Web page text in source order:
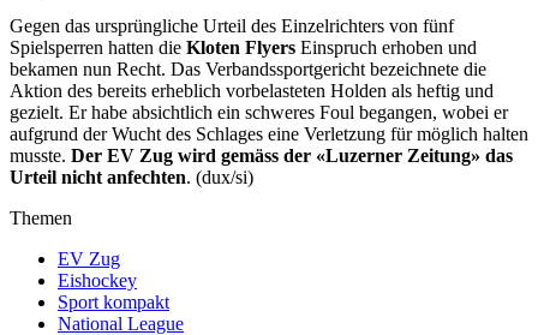
Gegen das ursprüngliche Urteil des Einzelrichters von fünf
Spielsperren hatten die Kloten Flyers Einspruch erhoben und
bekamen nun Recht. Das Verbandssportgericht bezeichnete die
Aktion des bereits erheblich vorbelasteten Holden als heftig und
gezielt. Er habe absichtlich ein schweres Foul begangen, wobei er
aufgrund der Wucht des Schlages eine Verletzung für möglich halten
musste. Der EV Zug wird gemäss der «Luzerner Zeitung» das
Urteil nicht anfechten. (dux/si)
Themen
EV Zug
Eishockey
Sport kompakt
National League